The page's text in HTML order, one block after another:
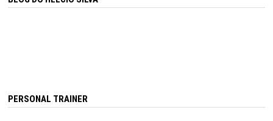
PERSONAL TRAINER